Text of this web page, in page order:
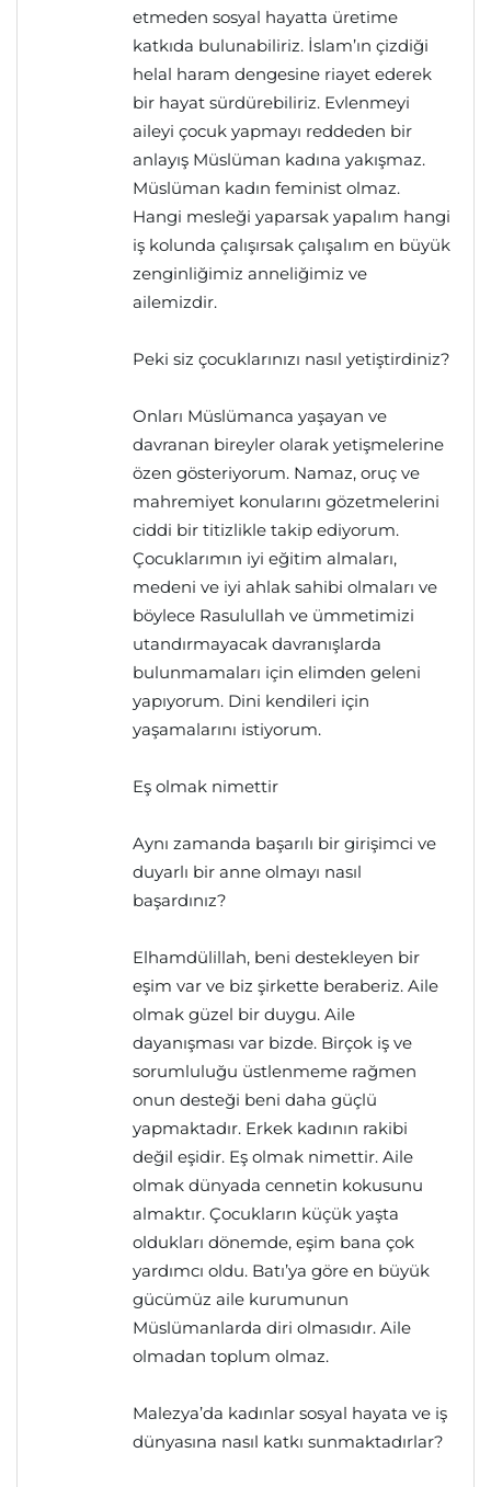
etmeden sosyal hayatta üretime
katkıda bulunabiliriz. İslam’ın çizdiği
helal haram dengesine riayet ederek
bir hayat sürdürebiliriz. Evlenmeyi
aileyi çocuk yapmayı reddeden bir
anlayış Müslüman kadına yakışmaz.
Müslüman kadın feminist olmaz.
Hangi mesleği yaparsak yapalım hangi
iş kolunda çalışırsak çalışalım en büyük
zenginliğimiz anneliğimiz ve
ailemizdir.
Peki siz çocuklarınızı nasıl yetiştirdiniz?
Onları Müslümanca yaşayan ve
davranan bireyler olarak yetişmelerine
özen gösteriyorum. Namaz, oruç ve
mahremiyet konularını gözetmelerini
ciddi bir titizlikle takip ediyorum.
Çocuklarımın iyi eğitim almaları,
medeni ve iyi ahlak sahibi olmaları ve
böylece Rasulullah ve ümmetimizi
utandırmayacak davranışlarda
bulunmamaları için elimden geleni
yapıyorum. Dini kendileri için
yaşamalarını istiyorum.
Eş olmak nimettir
Aynı zamanda başarılı bir girişimci ve
duyarlı bir anne olmayı nasıl
başardınız?
Elhamdülillah, beni destekleyen bir
eşim var ve biz şirkette beraberiz. Aile
olmak güzel bir duygu. Aile
dayanışması var bizde. Birçok iş ve
sorumluluğu üstlenmeme rağmen
onun desteği beni daha güçlü
yapmaktadır. Erkek kadının rakibi
değil eşidir. Eş olmak nimettir. Aile
olmak dünyada cennetin kokusunu
almaktır. Çocukların küçük yaşta
oldukları dönemde, eşim bana çok
yardımcı oldu. Batı’ya göre en büyük
gücümüz aile kurumunun
Müslümanlarda diri olmasıdır. Aile
olmadan toplum olmaz.
Malezya’da kadınlar sosyal hayata ve iş
dünyasına nasıl katkı sunmaktadırlar?